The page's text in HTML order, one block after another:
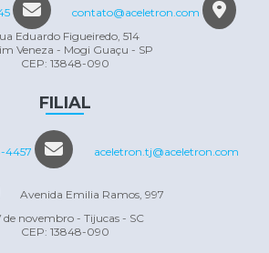
contato@aceletron.com
Eduardo Figueiredo, 514
Veneza - Mogi Guaçu - SP
CEP: 13848-090
FILIAL
4457 aceletron.tj@aceletron.com
Avenida Emilia Ramos, 997
de novembro - Tijucas - SC
CEP: 13848-090